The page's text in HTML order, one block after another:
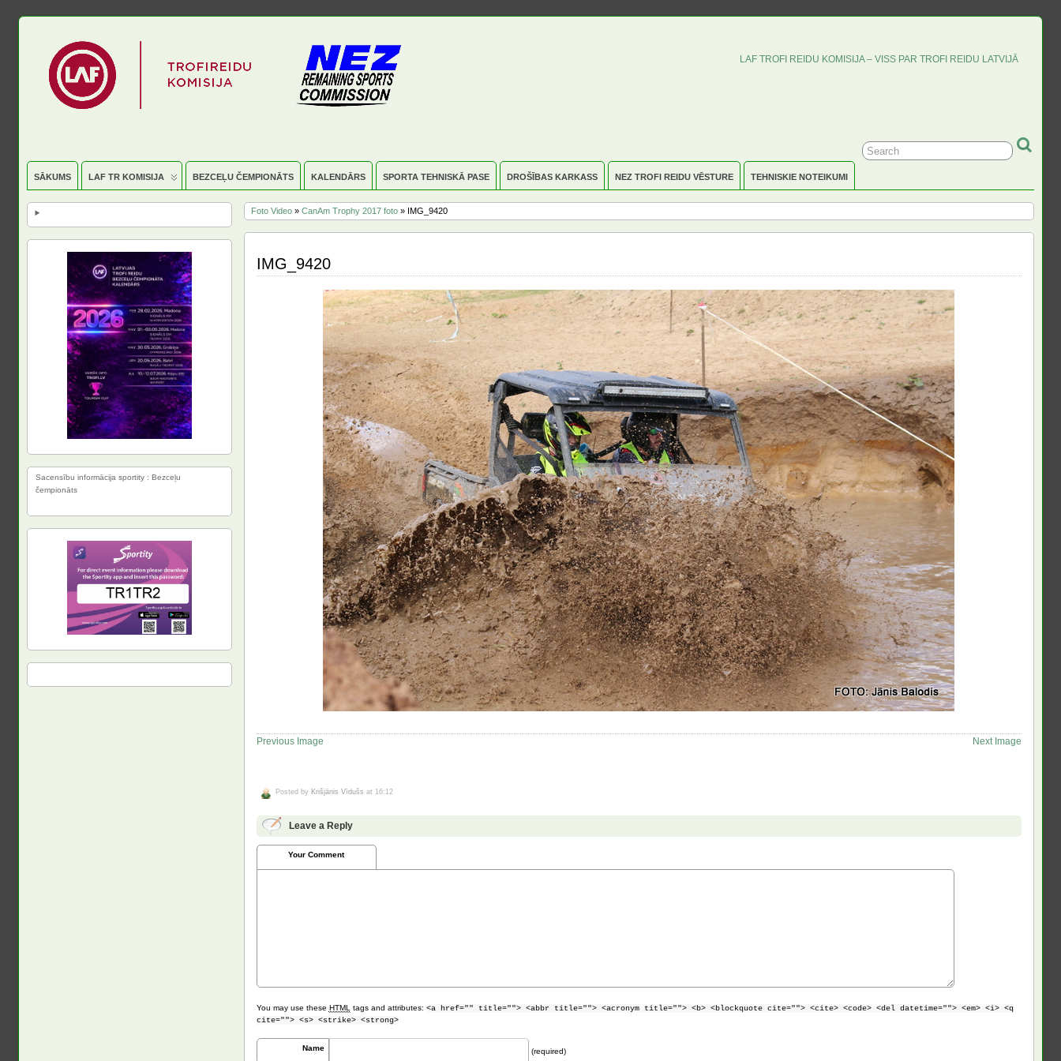
LAF TROFI REIDU KOMISIJA – VISS PAR TROFI REIDU LATVIJĀ
SĀKUMS LAF TR KOMISIJA BEZCEĻU ČEMPIONĀTS KALENDĀRS SPORTA TEHNISKĀ PASE DROŠĪBAS KARKASS NEZ TROFI REIDU VĒSTURE TEHNISKIE NOTEIKUMI
Foto Video» CanAm Trophy 2017 foto» IMG_9420
IMG_9420
Previous Image Next Image
Posted by Krišjānis Vīdušs at 16:12
Leave a Reply
Your Comment
You may use these HTML tags and attributes: <a href="" title=""> <abbr title=""> <acronym title=""> <b> <blockquote cite=""> <cite> <code> <del datetime=""> <em> <i> <q
cite=""> <s> <strike> <strong>
Name (required)
Sacensību informācija sportity : Bezceļu
čempionāts